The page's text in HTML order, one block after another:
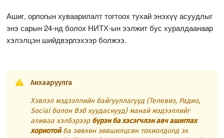
Ашиг, орлогын хуваарилалт тогтоох тухай энэхүү асуудлыг
энэ сарын 24-нд болох НИТХ-ын ээлжит бус хуралдаанаар
хэлэлцэн шийдвэрлэхээр болжээ.
Анхааруулга
Хэвлэл мэдээллийн байгууллагууд (Телевиз, Радио,
Social болон Вэб хуудаснууд) манай мэдээллийг
аливаа хэлбэрээр бүрэн ба хэсэгчлэн авч ашиглах
хориотойба зөвхөн зөвшилцсөн тохиолдолд эх